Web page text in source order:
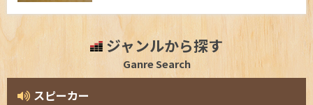
ジャンルから探す
Ganre Search
スピーカー